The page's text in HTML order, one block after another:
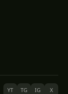
YT TG IG X